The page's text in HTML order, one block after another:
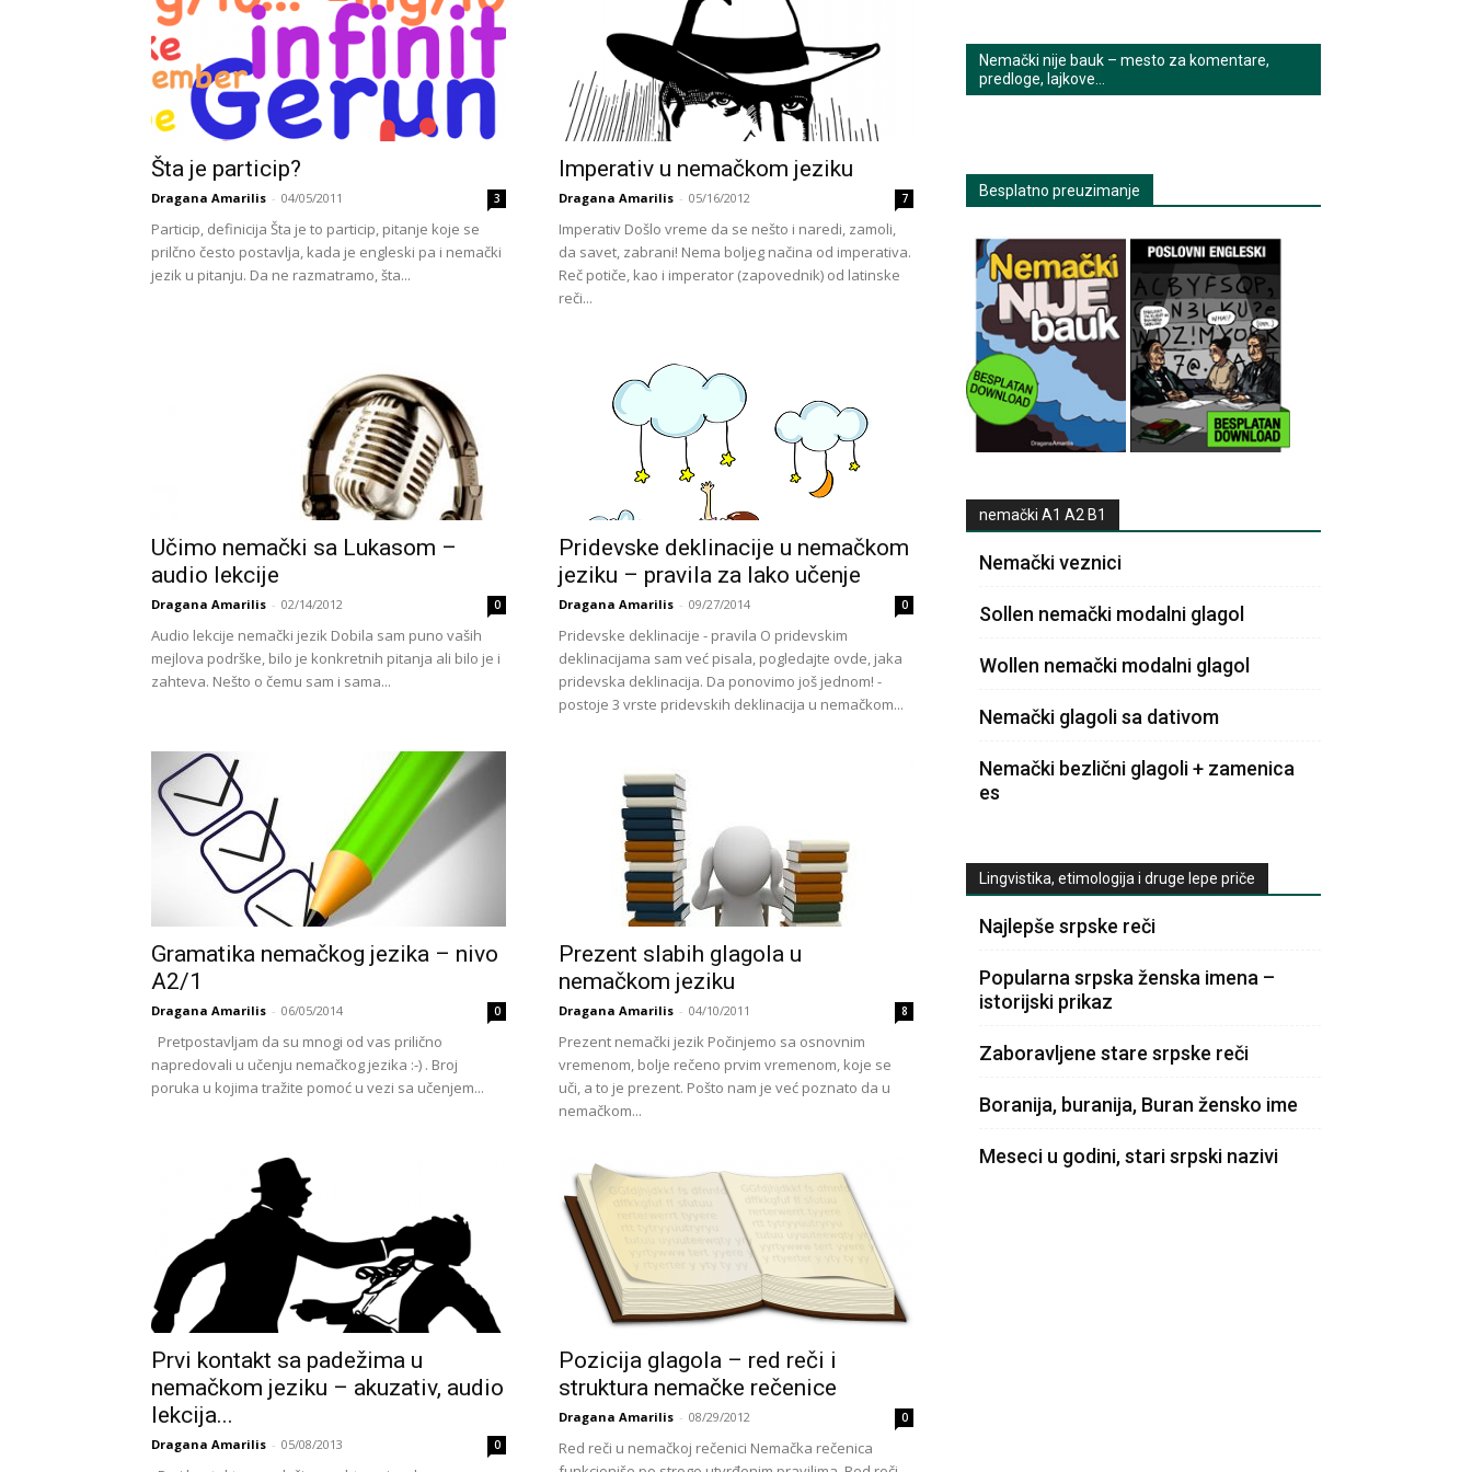
Šta je particip?
Dragana Amarilis - 04/05/2011 3
Particip, definicija Šta je to particip, pitanje koje se
prilčno često postavlja, kada je engleski pa i nemački
jezik u pitanju. Da ne razmatramo, šta...
Imperativ u nemačkom jeziku
Dragana Amarilis - 05/16/2012 7
Imperativ Došlo vreme da se nešto i naredi, zamoli,
da savet, zabrani! Nema boljeg načina od imperativa.
Reč potiče, kao i imperator (zapovednik) od latinske
reči...
Učimo nemački sa Lukasom –
audio lekcije
Dragana Amarilis - 02/14/2012 0
Audio lekcije nemački jezik Dobila sam puno vaših
mejlova podrške, bilo je konkretnih pitanja ali bilo je i
zahteva. Nešto o čemu sam i sama...
Pridevske deklinacije u nemačkom
jeziku – pravila za lako učenje
Dragana Amarilis - 09/27/2014 0
Pridevske deklinacije - pravila O pridevskim
deklinacijama sam već pisala, pogledajte ovde, jaka
pridevska deklinacija. Da ponovimo još jednom! -
postoje 3 vrste pridevskih deklinacija u nemačkom...
Gramatika nemačkog jezika – nivo
A2/1
Dragana Amarilis - 06/05/2014 0
Pretpostavljam da su mnogi od vas prilično
napredovali u učenju nemačkog jezika :-) . Broj
poruka u kojima tražite pomoć u vezi sa učenjem...
Prezent slabih glagola u
nemačkom jeziku
Dragana Amarilis - 04/10/2011 8
Prezent nemački jezik Počinjemo sa osnovnim
vremenom, bolje rečeno prvim vremenom, koje se
uči, a to je prezent. Pošto nam je već poznato da u
nemačkom...
Prvi kontakt sa padežima u
nemačkom jeziku – akuzativ, audio
lekcija...
Dragana Amarilis - 05/08/2013 0
Pozicija glagola – red reči i
struktura nemačke rečenice
Dragana Amarilis - 08/29/2012 0
Red reči u nemačkoj rečenici Nemačka rečenica
Nemački nije bauk – mesto za komentare,
predloge, lajkove…
Besplatno preuzimanje
nemački A1 A2 B1
Nemački veznici
Sollen nemački modalni glagol
Wollen nemački modalni glagol
Nemački glagoli sa dativom
Nemački bezlični glagoli + zamenica
es
Lingvistika, etimologija i druge lepe priče
Najlepše srpske reči
Popularna srpska ženska imena –
istorijski prikaz
Zaboravljene stare srpske reči
Boranija, buranija, Buran žensko ime
Meseci u godini, stari srpski nazivi